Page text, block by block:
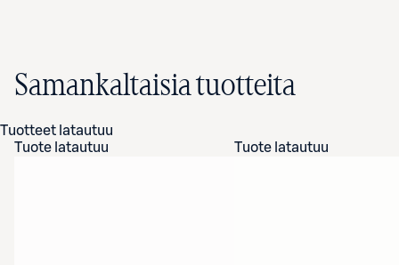
Samankaltaisia tuotteita
Tuotteet latautuu
Tuote latautuu
Tuote latautuu